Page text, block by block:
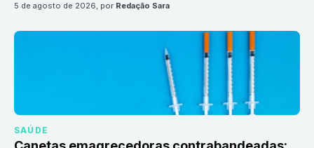
5 de agosto de 2026, por Redação Sara
SAÚDE